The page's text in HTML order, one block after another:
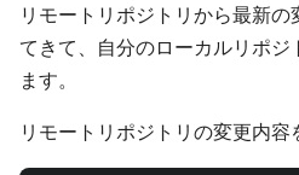
リモートリポジトリから最新
てきて、自分のローカルリポ
ます。
リモートリポジトリの変更内容